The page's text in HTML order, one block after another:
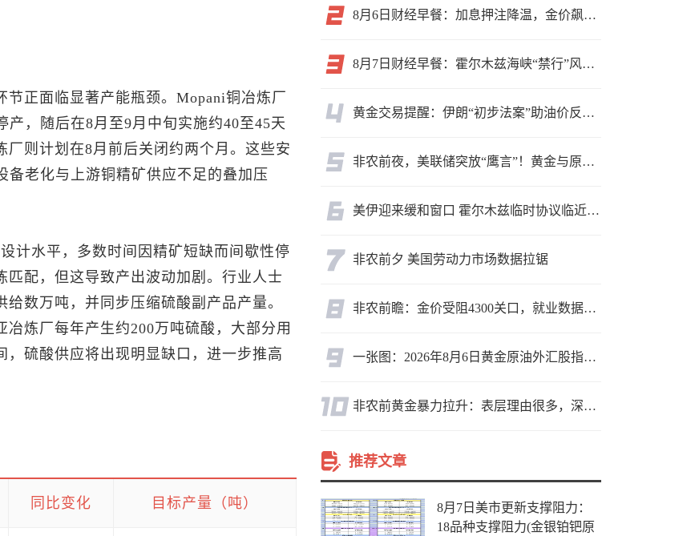
正面临显著产能瓶颈。Mopani铜冶炼厂
，随后在8月至9月中旬实施约40至45天
则计划在8月前后关闭约两个月。这些安
备老化与上游铜精矿供应不足的叠加压
计水平，多数时间因精矿短缺而间歇性停
配，但这导致产出波动加剧。行业人士
数万吨，并同步压缩硫酸副产品产量。
炼厂每年产生约200万吨硫酸，大部分用
硫酸供应将出现明显缺口，进一步推高
同比变化 目标产量（吨）
8月6日财经早餐：加息押注降温，金价飙升至近两个月高位，地缘缓和预期，美油75关口拉锯
8月7日财经早餐：霍尔木兹海峡“禁行”风波再起，油价急涨金价承压，非农夜市场博弈加剧
黄金交易提醒：伊朗“初步法案”助油价反弹逾3%，金价小幅承压，非农重磅来袭！
非农前夜，美联储突放“鹰言”！黄金与原油为何联手反攻？
美伊迎来缓和窗口 霍尔木兹临时协议临近落地
非农前夕 美国劳动力市场数据拉锯
非农前瞻：金价受阻4300关口，就业数据是“火上浇油”还是“釜底抽薪”？
一张图：2026年8月6日黄金原油外汇股指“枢纽点+多空持仓信号”一览
非农前黄金暴力拉升：表层理由很多，深层逻辑却让人困惑
推荐文章
8月7日美市更新支撑阻力：
18品种支撑阻力(金银铂钯原